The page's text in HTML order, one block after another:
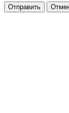
Отправить